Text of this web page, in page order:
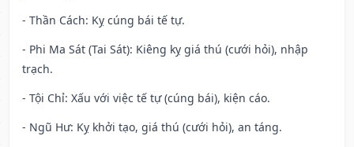
- Thần Cách: Kỵ cúng bái tế tự.
- Phi Ma Sát (Tai Sát): Kiêng kỵ giá thú (cưới hỏi), nhập
trạch.
- Tội Chỉ: Xấu với việc tế tự (cúng bái), kiện cáo.
- Ngũ Hư: Kỵ khởi tạo, giá thú (cưới hỏi), an táng.